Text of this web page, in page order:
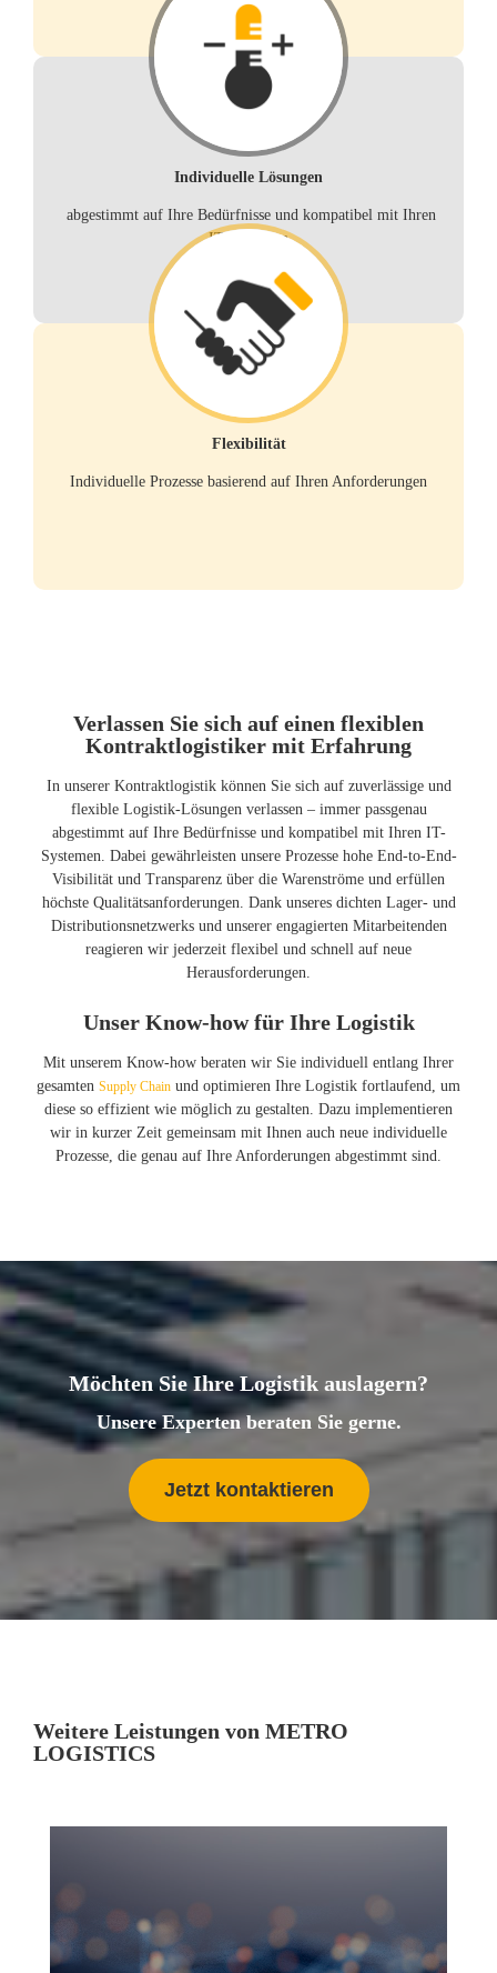
Individuelle Lösungen
abgestimmt auf Ihre Bedürfnisse und kompatibel mit Ihren
IT-Systemen
Flexibilität
Individuelle Prozesse basierend auf Ihren Anforderungen
Verlassen Sie sich auf einen flexiblen
Kontraktlogistiker mit Erfahrung
In unserer Kontraktlogistik können Sie sich auf zuverlässige und
flexible Logistik-Lösungen verlassen – immer passgenau
abgestimmt auf Ihre Bedürfnisse und kompatibel mit Ihren IT-
Systemen. Dabei gewährleisten unsere Prozesse hohe End-to-End-
Visibilität und Transparenz über die Warenströme und erfüllen
höchste Qualitätsanforderungen. Dank unseres dichten Lager- und
Distributionsnetzwerks und unserer engagierten Mitarbeitenden
reagieren wir jederzeit flexibel und schnell auf neue
Herausforderungen.
Unser Know-how für Ihre Logistik
Mit unserem Know-how beraten wir Sie individuell entlang Ihrer
gesamten Supply Chain und optimieren Ihre Logistik fortlaufend, um
diese so effizient wie möglich zu gestalten. Dazu implementieren
wir in kurzer Zeit gemeinsam mit Ihnen auch neue individuelle
Prozesse, die genau auf Ihre Anforderungen abgestimmt sind.
Möchten Sie Ihre Logistik auslagern?
Unsere Experten beraten Sie gerne.
Jetzt kontaktieren
Weitere Leistungen von METRO
LOGISTICS